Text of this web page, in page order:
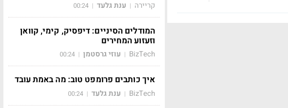
קריירה | ענת גלעד |
00:24
המודלים הסיניים: דיפסיק, קימי, קוואן
וזעזוע המחירים
BizTech
| עוזי גרסטמן |
00:24
איך כותבים פרומפט טוב: מה באמת עובד
BizTech
| ענת גלעד |
00:24